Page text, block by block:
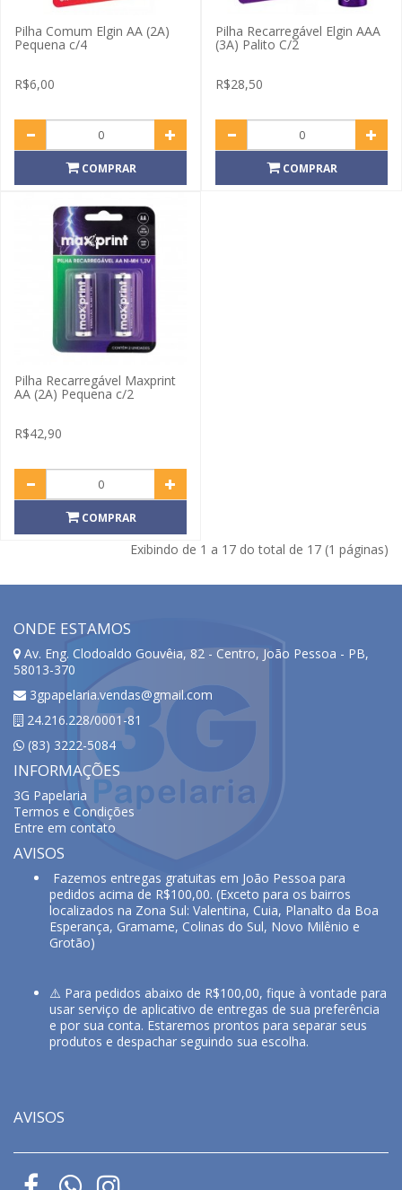
Pilha Comum Elgin AA (2A)
Pequena c/4
R$6,00
COMPRAR
Pilha Recarregável Elgin AAA
(3A) Palito C/2
R$28,50
COMPRAR
Pilha Recarregável Maxprint
AA (2A) Pequena c/2
R$42,90
COMPRAR
Exibindo de 1 a 17 do total de 17 (1 páginas)
ONDE ESTAMOS
Av. Eng. Clodoaldo Gouvêia, 82 - Centro, João Pessoa - PB,
58013-370
3gpapelaria.vendas@gmail.com
24.216.228/0001-81
(83) 3222-5084
INFORMAÇÕES
3G Papelaria
Termos e Condições
Entre em contato
AVISOS
Fazemos entregas gratuitas em João Pessoa para
pedidos acima de R$100,00. (Exceto para os bairros
localizados na Zona Sul: Valentina, Cuia, Planalto da Boa
Esperança, Gramame, Colinas do Sul, Novo Milênio e
Grotão)
⚠️ Para pedidos abaixo de R$100,00, fique à vontade para
usar serviço de aplicativo de entregas de sua preferência
e por sua conta. Estaremos prontos para separar seus
produtos e despachar seguindo sua escolha.
AVISOS